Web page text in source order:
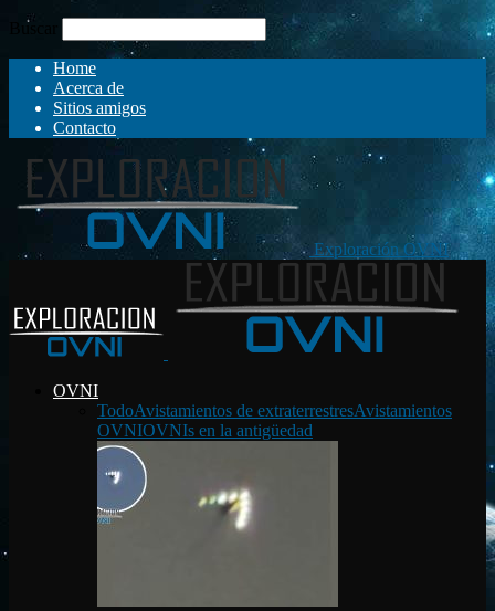
Buscar
Home
Acerca de
Sitios amigos
Contacto
Exploración OVNI
OVNI
TodoAvistamientos de extraterrestresAvistamientos
OVNIOVNIs en la antigüedad